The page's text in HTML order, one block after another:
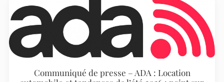
Communiqué de presse – ADA : Location